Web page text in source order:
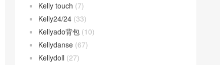
Kelly touch (7)
Kelly24/24 (33)
Kellyado背包 (10)
Kellydanse (67)
Kellydoll (27)